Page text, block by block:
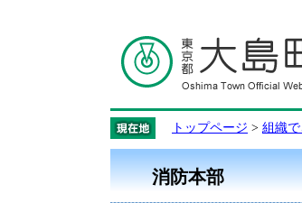
トップページ > 組織
消防本部